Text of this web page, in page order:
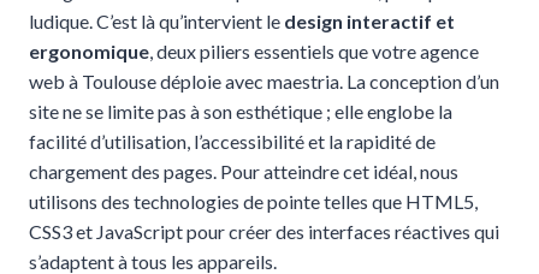
ludique. C’est là qu’intervient le design interactif et
ergonomique , deux piliers essentiels que votre agence
web à Toulouse déploie avec maestria. La conception d’un
site ne se limite pas à son esthétique ; elle englobe la
facilité d’utilisation, l’accessibilité et la rapidité de
chargement des pages. Pour atteindre cet idéal, nous
utilisons des technologies de pointe telles que HTML5,
CSS3 et JavaScript pour créer des interfaces réactives qui
s’adaptent à tous les appareils.